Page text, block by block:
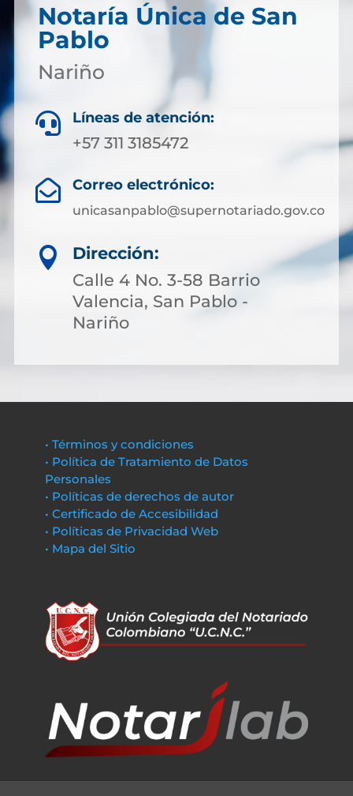
Notaría Única de San
Pablo
Nariño
 Líneas de atención:
+57 311 3185472
 Correo electrónico:
unicasanpablo@supernotariado.gov.co

Dirección:
Calle 4 No. 3-58 Barrio
Valencia, San Pablo -
Nariño
• Términos y condiciones
• Política de Tratamiento de Datos
Personales
• Políticas de derechos de autor
• Certificado de Accesibilidad
• Políticas de Privacidad Web
• Mapa del Sitio